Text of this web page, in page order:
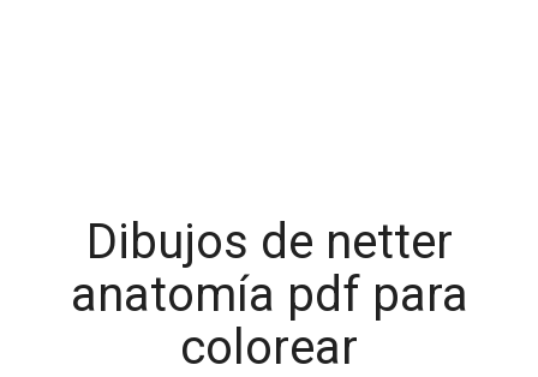
Dibujos de netter
anatomía pdf para
colorear